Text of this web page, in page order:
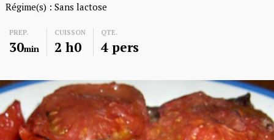
Régime(s) : Sans lactose
PREP.
30min
CUISSON
2 h0
QTE.
4 pers